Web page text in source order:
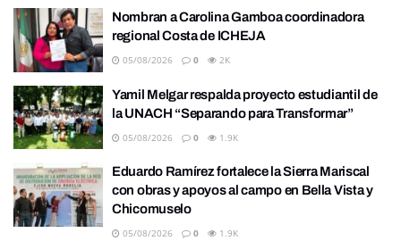
Nombran a Carolina Gamboa coordinadora
regional Costa de ICHEJA
05/08/2026 0 2K
Yamil Melgar respalda proyecto estudiantil de
la UNACH “Separando para Transformar”
05/08/2026 0 1.9K
Eduardo Ramírez fortalece la Sierra Mariscal
con obras y apoyos al campo en Bella Vista y
Chicomuselo
05/08/2026 0 1.9K